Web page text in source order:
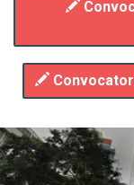
Convocatoria a publicar en el boletín